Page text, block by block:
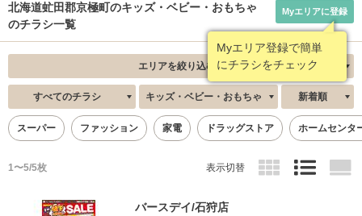
北海道虻田郡京極町のキッズ・ベビー・おもちゃ
のチラシ一覧
Myエリア登録で簡単
にチラシをチェック
Myエリアに登録
エリアを絞り込む
すべてのチラシ キッズ・ベビー・おもちゃ 新着順
スーパー ファッション 家電 ドラッグストア ホームセンタ
1〜5/5枚 表示切替
バースデイ/石狩店